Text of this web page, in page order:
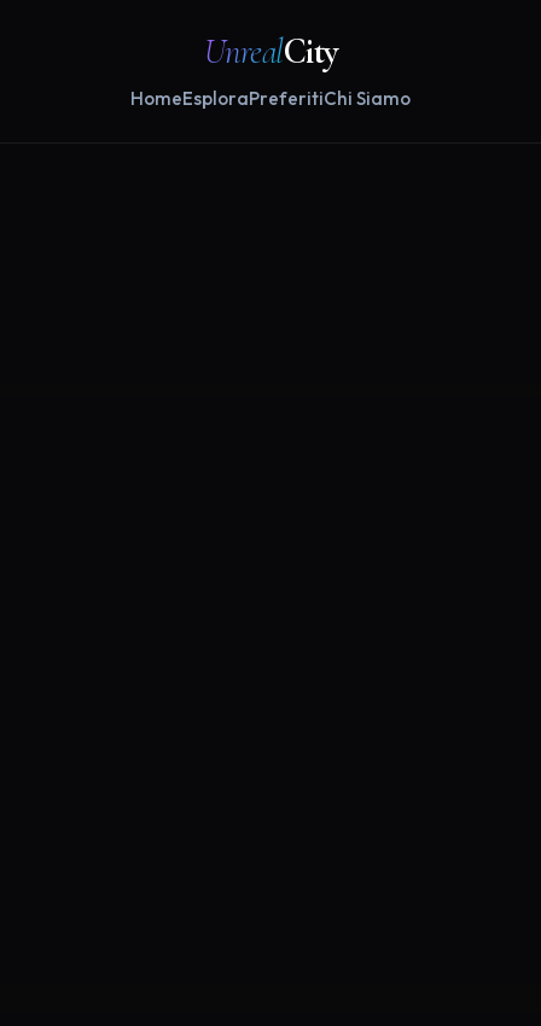
UnrealCity
HomeEsploraPreferitiChi Siamo